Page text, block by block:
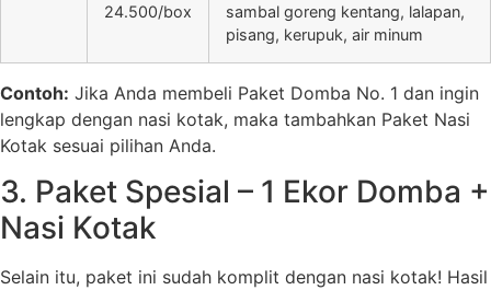
24.500/box
sambal goreng kentang, lalapan,
pisang, kerupuk, air minum
Contoh: Jika Anda membeli Paket Domba No. 1 dan ingin
lengkap dengan nasi kotak, maka tambahkan Paket Nasi
Kotak sesuai pilihan Anda.
3. Paket Spesial – 1 Ekor Domba +
Nasi Kotak
Selain itu, paket ini sudah komplit dengan nasi kotak! Hasil